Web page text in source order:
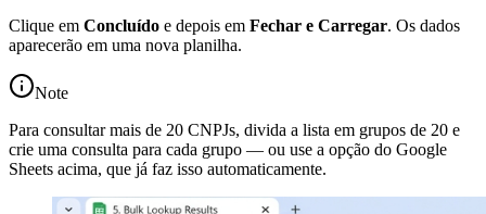
Clique em Concluído e depois em Fechar e Carregar. Os dados
aparecerão em uma nova planilha.
Note
Para consultar mais de 20 CNPJs, divida a lista em grupos de 20 e
crie uma consulta para cada grupo — ou use a opção do Google
Sheets acima, que já faz isso automaticamente.